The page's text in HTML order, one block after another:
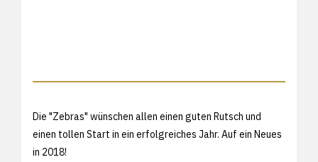
Die "Zebras" wünschen allen einen guten Rutsch und
einen tollen Start in ein erfolgreiches Jahr. Auf ein Neues
in 2018!